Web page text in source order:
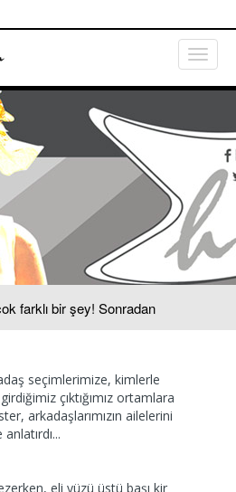
farklı bir şey! Sonradan
seçimlerimize, kimlerle
çıktığımız ortamlara
arkadaşlarımızın ailelerini
eli yüzü üstü başı kir